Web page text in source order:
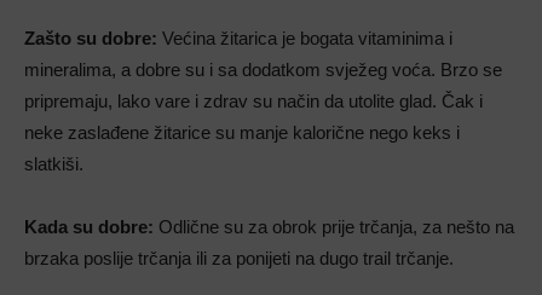
Zašto su dobre: Većina žitarica je bogata vitaminima i
mineralima, a dobre su i sa dodatkom svježeg voća. Brzo se
pripremaju, lako vare i zdrav su način da utolite glad. Čak i
neke zaslađene žitarice su manje kalorične nego keks i
slatkiši.
Kada su dobre: Odlične su za obrok prije trčanja, za nešto na
brzaka poslije trčanja ili za ponijeti na dugo trail trčanje.